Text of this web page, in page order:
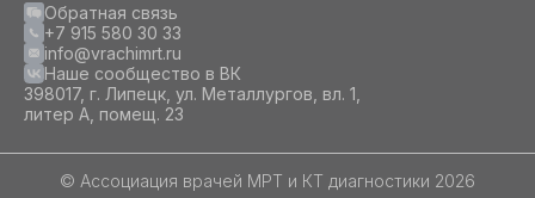
Обратная связь
+7 915 580 30 33
info@vrachimrt.ru
Наше сообщество в ВК
398017, г. Липецк, ул. Металлургов, вл. 1,
литер А, помещ. 23
© Ассоциация врачей МРТ и КТ диагностики 2026